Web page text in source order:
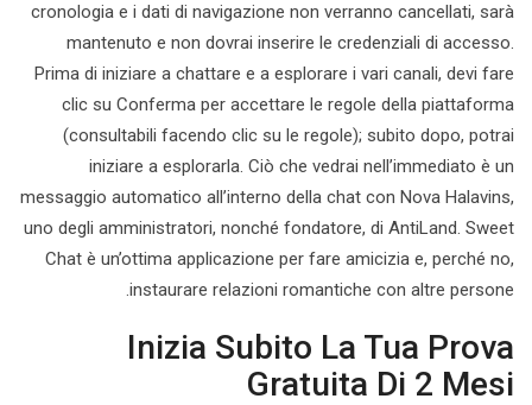
cronologia e i dati di navigazione non verranno cancellati, sarà
mantenuto e non dovrai inserire le credenziali di accesso.
Prima di iniziare a chattare e a esplorare i vari canali, devi fare
clic su Conferma per accettare le regole della piattaforma
(consultabili facendo clic su le regole); subito dopo, potrai
iniziare a esplorarla. Ciò che vedrai nell’immediato è un
messaggio automatico all’interno della chat con Nova Halavins,
uno degli amministratori, nonché fondatore, di AntiLand. Sweet
Chat è un’ottima applicazione per fare amicizia e, perché no,
instaurare relazioni romantiche con altre persone.
Inizia Subito La Tua Prova
Gratuita Di 2 Mesi